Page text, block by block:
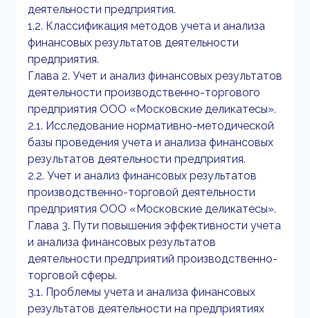
деятельности предприятия.
1.2. Классификация методов учета и анализа
финансовых результатов деятельности
предприятия.
Глава 2. Учет и анализ финансовых результатов
деятельности производственно-торгового
предприятия ООО «Московские деликатесы».
2.1. Исследование нормативно-методической
базы проведения учета и анализа финансовых
результатов деятельности предприятия.
2.2. Учет и анализ финансовых результатов
производственно-торговой деятельности
предприятия ООО «Московские деликатесы».
Глава 3. Пути повышения эффективности учета
и анализа финансовых результатов
деятельности предприятий производственно-
торговой сферы.
3.1. Проблемы учета и анализа финансовых
результатов деятельности на предприятиях